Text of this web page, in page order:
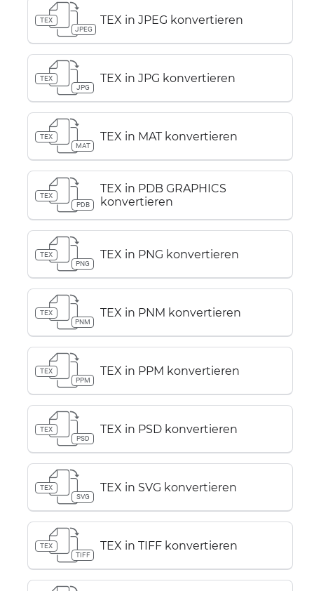
TEX
JPEG
TEX in JPEG konvertieren
TEX
JPG
TEX in JPG konvertieren
TEX
MAT
TEX in MAT konvertieren
TEX
PDB
TEX in PDB GRAPHICS
konvertieren
TEX
PNG
TEX in PNG konvertieren
TEX
PNM
TEX in PNM konvertieren
TEX
PPM
TEX in PPM konvertieren
TEX
PSD
TEX in PSD konvertieren
TEX
SVG
TEX in SVG konvertieren
TEX
TIFF
TEX in TIFF konvertieren